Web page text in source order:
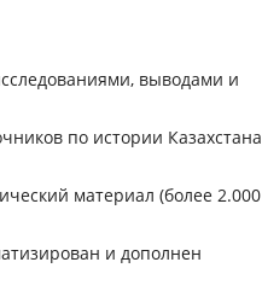
выводами и
по истории Казахстана
материал (более 2.000
и дополнен